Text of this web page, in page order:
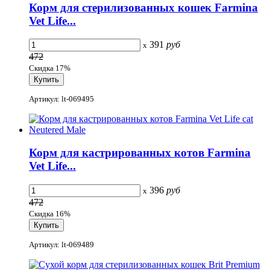
Корм для стерилизованных кошек Farmina
Vet Life...
x 391 руб
472
Скидка 17%
Артикул: lt-069495
Корм для кастрированных котов Farmina
Vet Life...
x 396 руб
472
Скидка 16%
Артикул: lt-069489